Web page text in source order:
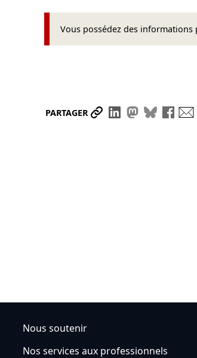
Vous possédez des
PARTAGER Partager le lien
Partager sur
Partager
Nous soutenir
Nos services aux professionnels